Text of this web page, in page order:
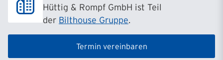
Hüttig & Rompf GmbH ist Teil
der Bilthouse Gruppe.
Termin vereinbaren